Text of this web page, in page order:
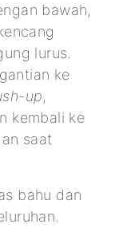
bawah,
lurus.
ke
up,
kembali ke
saat
bahu dan